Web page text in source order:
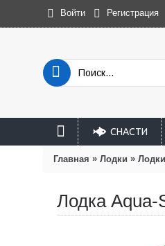
Войти Регистрация
СНАСТИ
Главная » Лодки » Лодки
Лодка Aqua-